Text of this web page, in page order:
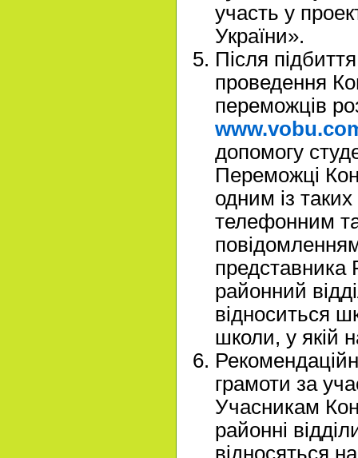
участь у
України».
Після
проведення
переможців
допомогу
Переможці
одним із
телефонним
представника
районний
відноситься
школи, у якій
грамоти за
Учасникам
районні
відносяться